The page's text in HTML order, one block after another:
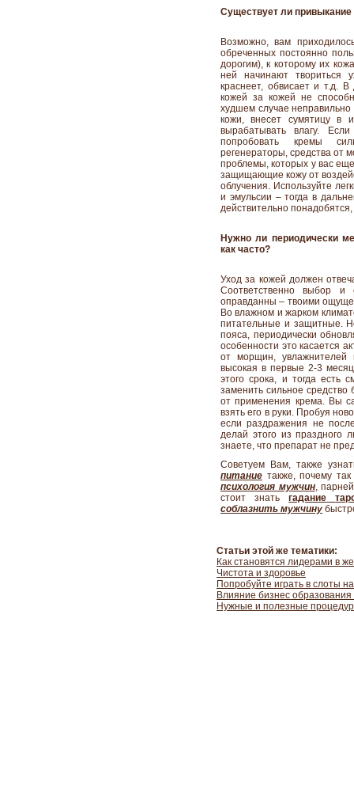
Существует ли привыкание
Возможно, вам
обреченных постоянно
дорогим), к которому их
ней начинают твориться
краснеет, обвисает и т.д.
кожей за кожей не
худшем случае
кожи, внесет сумятицу в
вырабатывать влагу.
попробовать кремы
регенераторы, средства от
проблемы, которых у вас
защищающие кожу от
облучения. Используйте
и эмульсии – тогда в
действительно
Нужно ли периодически
как часто?
Уход за кожей должен
Соответственно выбор и
оправданны – твоими
Во влажном и жарком
питательные и защитные.
пояса, периодически
особенности это касается
от морщин, увлажнителей
высокая в первые 2-3
этого срока, и тогда есть
заменить сильное
от применения крема. Вы
взять его в руки. Пробуя
если раздражения не
делай этого из праздного
знаете, что препарат не
Советуем Вам, также
питание также,почему
психология мужчин,
стоит знать
гадание
соблазнить мужчину
Статьи этой же тематики:
Как становятся лидерами в
Чистота и здоровье
Попробуйте играть в слоты
Влияние бизнес
Нужные и полезные